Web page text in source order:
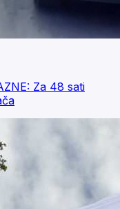
Za 48 sati